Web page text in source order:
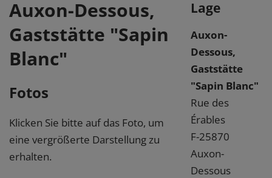
Auxon-Dessous,
Gaststätte "Sapin
Blanc"
Fotos
Klicken Sie bitte auf das Foto, um
eine vergrößerte Darstellung zu
erhalten.
Lage
Auxon-
Dessous,
Gaststätte
"Sapin Blanc"
Rue des
Érables
F-25870
Auxon-
Dessous